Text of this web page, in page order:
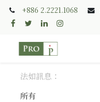
+886 2.2221.1068
法如訊息：
所有